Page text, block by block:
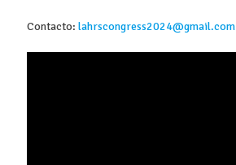
Contacto: lahrscongress2024@gmail.com